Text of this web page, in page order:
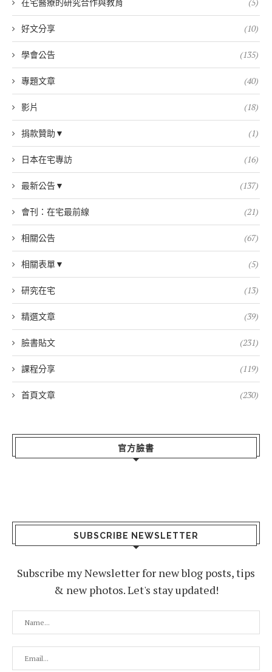
在宅醫療的研究合作與教育 (5)
好文分享 (10)
學會公告 (135)
專題文章 (40)
影片 (18)
捐款贊助▼ (1)
日本在宅專訪 (16)
最新公告▼ (137)
會刊：在宅最前線 (21)
相關公告 (67)
相關表單▼ (5)
研究在宅 (13)
精選文章 (39)
臉書貼文 (231)
課程分享 (119)
首頁文章 (230)
官方臉書
SUBSCRIBE NEWSLETTER
Subscribe my Newsletter for new blog posts, tips
& new photos. Let's stay updated!